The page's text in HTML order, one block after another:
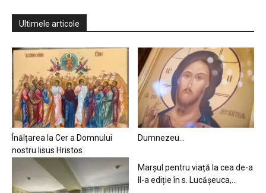
Ultimele articole
Înălțarea la Cer a Domnului
nostru Iisus Hristos
Dumnezeu…
Marșul pentru viață la cea de-a
II-a ediție în s. Lucășeuca,...